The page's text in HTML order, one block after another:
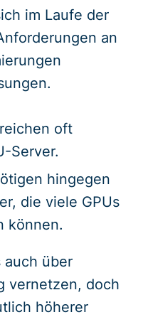
im Laufe der
an
oft
Server.
hingegen
die viele GPUs
können.
auch über
vernetzen, doch
höherer